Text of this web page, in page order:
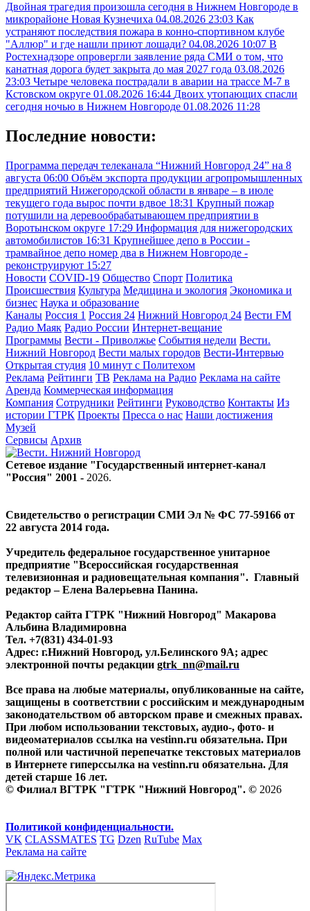
Двойная трагедия произошла сегодня в Нижнем Новгороде в
микрорайоне Новая Кузнечиха 04.08.2026 23:03 Как
устраняют последствия пожара в конно-спортивном клубе
"Аллюр" и где нашли приют лошади? 04.08.2026 10:07 В
Ростехнадзоре опровергли заявление ряда СМИ о том, что
канатная дорога будет закрыта до мая 2027 года 03.08.2026
23:03 Четыре человека пострадали в аварии на трассе М-7 в
Кстовском округе 01.08.2026 16:44 Двоих утопающих спасли
сегодня ночью в Нижнем Новгороде 01.08.2026 11:28
Последние новости:
Программа передач телеканала “Нижний Новгород 24” на 8
августа 06:00 Объём экспорта продукции агропромышленных
предприятий Нижегородской области в январе – в июле
текущего года вырос почти вдвое 18:31 Крупный пожар
потушили на деревообрабатывающем предприятии в
Воротынском округе 17:29 Информация для нижегородских
автомобилистов 16:31 Крупнейшее депо в России -
трамвайное депо номер два в Нижнем Новгороде -
реконструируют 15:27
Новости COVID-19 Общество Спорт Политика
Происшествия Культура Медицина и экология Экономика и
бизнес Наука и образование
Каналы Россия 1 Россия 24 Нижний Новгород 24 Вести FM
Радио Маяк Радио России Интернет-вещание
Программы Вести - Приволжье События недели Вести.
Нижний Новгород Вести малых городов Вести-Интервью
Открытая студия 10 минут с Политехом
Реклама Рейтинги ТВ Реклама на Радио Реклама на сайте
Аренда Коммерческая информация
Компания Сотрудники Рейтинги Руководство Контакты Из
истории ГТРК Проекты Пресса о нас Наши достижения
Музей
Сервисы Архив
Сетевое издание "Государственный интернет-канал
"Россия" 2001 - 2026.
Свидетельство о регистрации СМИ Эл № ФС 77-59166 от
22 августа 2014 года.
Учредитель федеральное государственное унитарное
предприятие "Всероссийская государственная
телевизионная и радиовещательная компания". Главный
редактор – Елена Валерьевна Панина.
Редактор сайта ГТРК "Нижний Новгород" Макарова
Альбина Владимировна
Тел. +7(831) 434-01-93
Адрес: г.Нижний Новгород, ул.Белинского 9А; адрес
электронной почты редакции gtrk_nn@mail.ru
Все права на любые материалы, опубликованные на сайте,
защищены в соответствии с российским и международным
законодательством об авторском праве и смежных правах.
При любом использовании текстовых, аудио-, фото- и
видеоматериалов ссылка на vestinn.ru обязательна. При
полной или частичной перепечатке текстовых материалов
в Интернете гиперссылка на vestinn.ru обязательна. Для
детей старше 16 лет.
© Филиал ВГТРК "ГТРК "Нижний Новгород". © 2026
Политикой конфиденциальности.
VK CLASSMATES TG Dzen RuTube Max
Реклама на сайте